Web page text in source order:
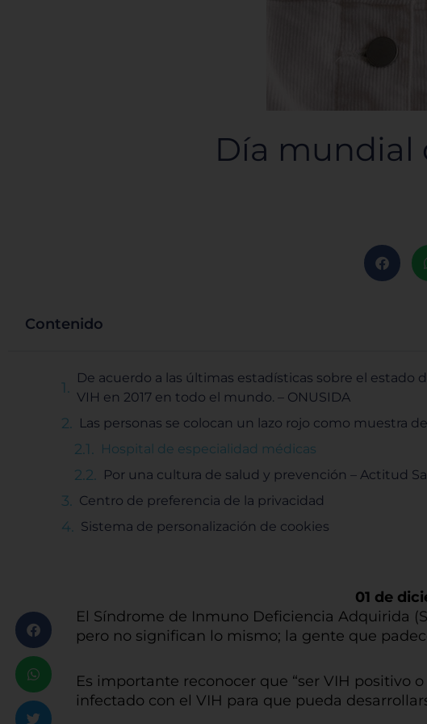
Día mundial
Contenido
De acuerdo a las últimas estadísticas sobre el estado
VIH en 2017 en todo el mundo. – ONUSIDA
Las personas se colocan un lazo rojo como muestra
Hospital de especialidad médicas
Por una cultura de salud y prevención – Actitud
Centro de preferencia de la privacidad
Sistema de personalización de cookies
01 de
El Síndrome de Inmuno Deficiencia Adquirida
pero no significan lo mismo; la gente que
Es importante reconocer que “ser VIH positivo
infectado con el VIH para que pueda